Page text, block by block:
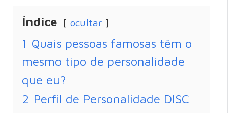
Índice ocultar
1 Quais pessoas famosas têm o
mesmo tipo de personalidade
que eu?
2 Perfil de Personalidade DISC